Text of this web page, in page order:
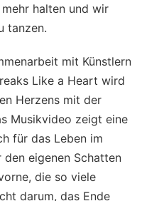
halten und wir
tanzen.
mit Künstlern
Like a Heart wird
Herzens mit der
Musikvideo zeigt eine
für das Leben im
eigenen Schatten
die so viele
darum, das Ende